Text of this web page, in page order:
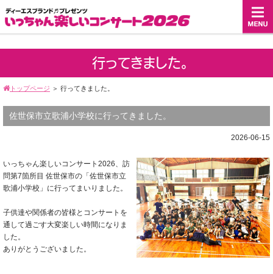
行ってきました。
トップページ ＞ 行ってきました。
佐世保市立歌浦小学校に行ってきました。
2026-06-15
いっちゃん楽しいコンサート2026、訪
問第7箇所目 佐世保市の「佐世保市立
歌浦小学校」に行ってまいりました。
子供達や関係者の皆様とコンサートを
通して過ごす大変楽しい時間になりま
した。
ありがとうございました。